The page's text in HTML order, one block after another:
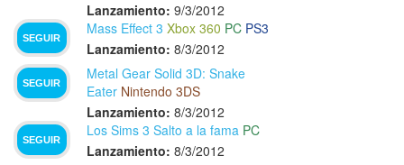
Lanzamiento: 9/3/2012
SEGUIR
Mass Effect 3 Xbox 360 PC PS3
Lanzamiento: 8/3/2012
SEGUIR
Metal Gear Solid 3D: Snake
Eater Nintendo 3DS
Lanzamiento: 8/3/2012
SEGUIR
Los Sims 3 Salto a la fama PC
Lanzamiento: 8/3/2012